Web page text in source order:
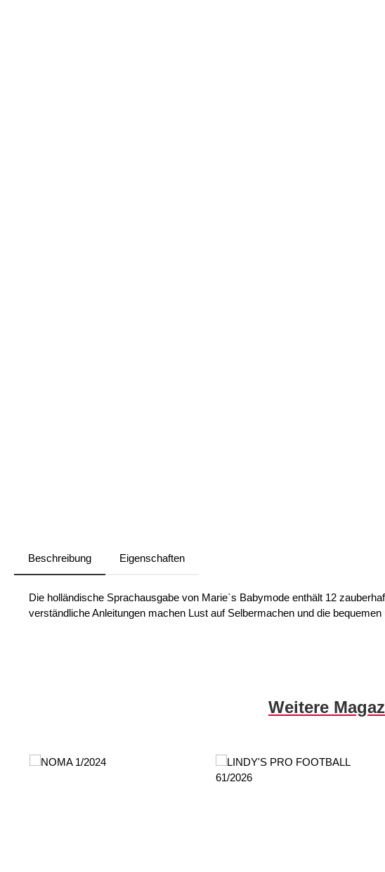
Beschreibung Eigenschaften
Die holländische Sprachausgabe von Marie`s Babymode enthält 12
verständliche Anleitungen machen Lust auf Selbermachen und die
Weitere